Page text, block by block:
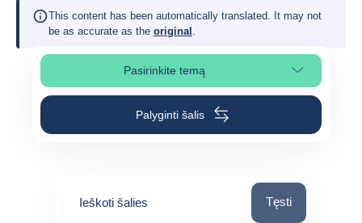
This content has been automatically translated. It may not
be as accurate as the original .
Pasirinkite temąPasirinkite puslapio skiltį
Palyginti šalis
Ieškoti šalies Ieškoti šalies
Tęsti